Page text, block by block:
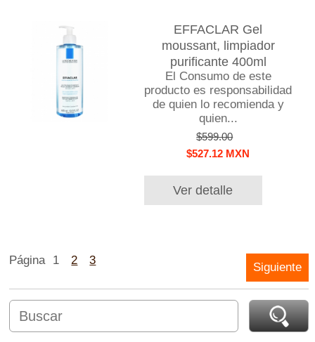
EFFACLAR Gel
moussant, limpiador
purificante 400ml
El Consumo de este
producto es responsabilidad
de quien lo recomienda y
quien...
$599.00
$527.12 MXN
Ver detalle
Página 1 2 3
Siguiente